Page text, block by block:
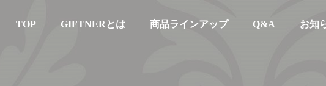
TOP GIFTNERとは 商品ラインアップ Q&A お知